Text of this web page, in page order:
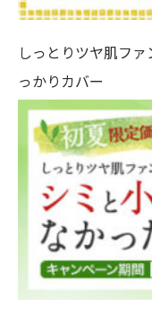
しっとりツヤ肌フ
っかりカバー